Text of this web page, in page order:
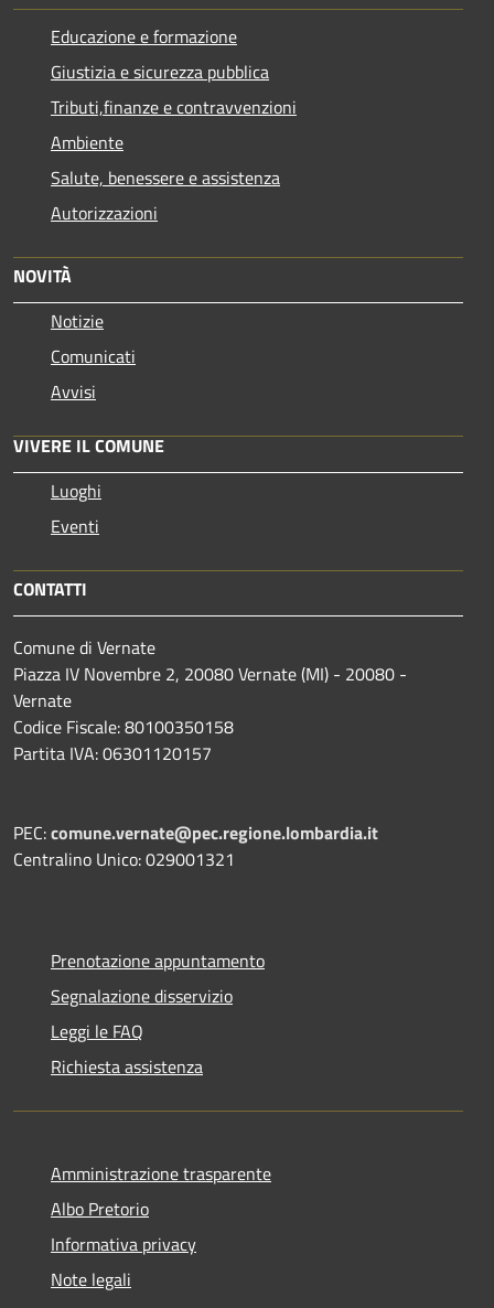
Educazione e formazione
Giustizia e sicurezza pubblica
Tributi,finanze e contravvenzioni
Ambiente
Salute, benessere e assistenza
Autorizzazioni
NOVITÀ
Notizie
Comunicati
Avvisi
VIVERE IL COMUNE
Luoghi
Eventi
CONTATTI
Comune di Vernate
Piazza IV Novembre 2, 20080 Vernate (MI) - 20080 -
Vernate
Codice Fiscale: 80100350158
Partita IVA: 06301120157
PEC:comune.vernate@pec.regione.lombardia.it
Centralino Unico: 029001321
Prenotazione appuntamento
Segnalazione disservizio
Leggi le FAQ
Richiesta assistenza
Amministrazione trasparente
Albo Pretorio
Informativa privacy
Note legali